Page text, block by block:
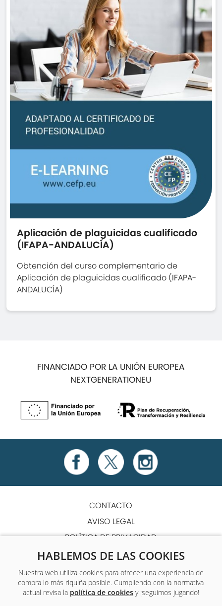
HABLEMOS DE LAS COOKIES
Nuestra web utiliza cookies para ofrecer una experiencia de
compra lo más riquiña posible. Cumpliendo con la normativa
actual revisa la política de cookiesy ¡seguimos jugando!
Aplicación de plaguicidas cualificado
(IFAPA-ANDALUCÍA)
Obtención del curso complementario de
Aplicación de plaguicidas cualificado (IFAPA-
ANDALUCÍA)
FINANCIADO POR LA UNIÓN EUROPEA
NEXTGENERATIONEU
CONTACTO
AVISO LEGAL
POLÍTICA DE PRIVACIDAD
POLÍTICA DE COOKIES
TÉRMINOS Y CONDICIONES
ACCESIBILIDAD